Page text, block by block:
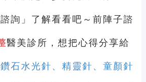
詢」了解看看吧～前陣子諮
醫美診所，想把心得分享給
鑽石水光針、精靈針、童顏針